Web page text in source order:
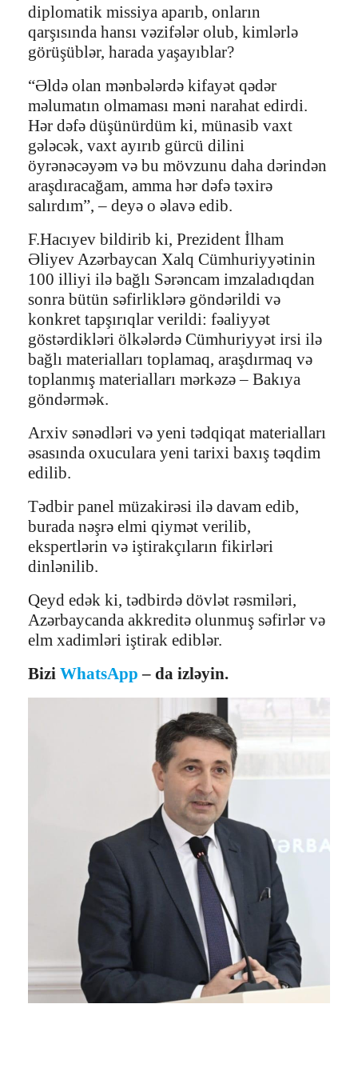
diplomatik missiya aparıb, onların
qarşısında hansı vəzifələr olub, kimlərlə
görüşüblər, harada yaşayıblar?
“Əldə olan mənbələrdə kifayət qədər
məlumatın olmaması məni narahat edirdi.
Hər dəfə düşünürdüm ki, münasib vaxt
gələcək, vaxt ayırıb gürcü dilini
öyrənəcəyəm və bu mövzunu daha dərindən
araşdıracağam, amma hər dəfə təxirə
salırdım”, – deyə o əlavə edib.
F.Hacıyev bildirib ki, Prezident İlham
Əliyev Azərbaycan Xalq Cümhuriyyətinin
100 illiyi ilə bağlı Sərəncam imzaladıqdan
sonra bütün səfirliklərə göndərildi və
konkret tapşırıqlar verildi: fəaliyyət
göstərdikləri ölkələrdə Cümhuriyyət irsi ilə
bağlı materialları toplamaq, araşdırmaq və
toplanmış materialları mərkəzə – Bakıya
göndərmək.
Arxiv sənədləri və yeni tədqiqat materialları
əsasında oxuculara yeni tarixi baxış təqdim
edilib.
Tədbir panel müzakirəsi ilə davam edib,
burada nəşrə elmi qiymət verilib,
ekspertlərin və iştirakçıların fikirləri
dinlənilib.
Qeyd edək ki, tədbirdə dövlət rəsmiləri,
Azərbaycanda akkreditə olunmuş səfirlər və
elm xadimləri iştirak ediblər.
Bizi WhatsApp – da izləyin.